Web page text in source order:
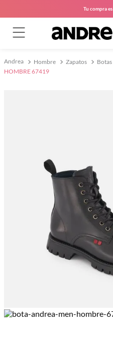
Tu compra es
Hombre Zapatos Botas
HOMBRE 67419